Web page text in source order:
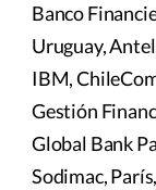
Banco
Uruguay,
IBM,
Gestión
Global Bank
Sodimac,